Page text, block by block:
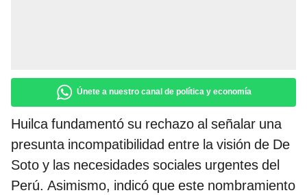
Únete a nuestro canal de política y economía
Huilca fundamentó su rechazo al señalar una
presunta incompatibilidad entre la visión de De
Soto y las necesidades sociales urgentes del
Perú. Asimismo, indicó que este nombramiento